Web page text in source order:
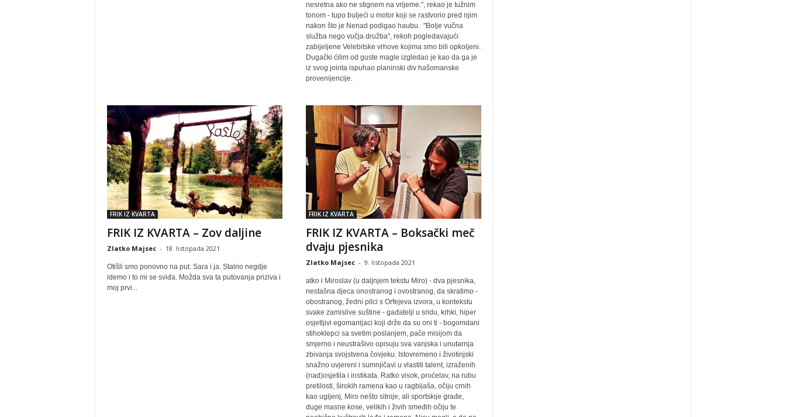
nesretna ako ne stignem na vrijeme.", rekao je tužnim
tonom - tupo buljeći u motor koji se rastvorio pred njim
nakon što je Nenad podigao haubu. "Bolje vučna
služba nego vučja družba", rekoh pogledavajući
zabijeljene Velebitske vrhove kojima smo bili opkoljeni.
Dugački ćilim od guste magle izgledao je kao da ga je
iz svog jointa ispuhao planinski div hašomanske
provenijencije.
FRIK IZ KVARTA
FRIK IZ KVARTA – Zov daljine
Zlatko Majsec - 18. listopada 2021
Otišli smo ponovno na put. Sara i ja. Stalno negdje
idemo i to mi se sviđa. Možda sva ta putovanja priziva i
moj prvi...
FRIK IZ KVARTA
FRIK IZ KVARTA – Boksački meč
dvaju pjesnika
Zlatko Majsec - 9. listopada 2021
atko i Miroslav (u daljnjem tekstu Miro) - dva pjesnika,
nestašna djeca onostranog i ovostranog, da skratimo -
obostranog, žedni pilci s Orfejeva izvora, u kontekstu
svake zamislive suštine - gađatelji u sridu, krhki, hiper
osjetljivi egomanijaci koji drže da su oni ti - bogomdani
stihoklepci sa svetim poslanjem, pače misijom da
smjerno i neustrašivo opisuju sva vanjska i unutarnja
zbivanja svojstvena čovjeku. Istovremeno i životinjski
snažno uvjereni i sumnjičavi u vlastiti talent, izraženih
(nad)osjetila i instikata. Ratko visok, proćelav, na rubu
pretilosti, širokih ramena kao u ragbijaša, očiju crnih
kao ugljenj, Miro nešto sitnije, ali sportskije građe,
duge masne kose, velikih i živih smeđih očiju te